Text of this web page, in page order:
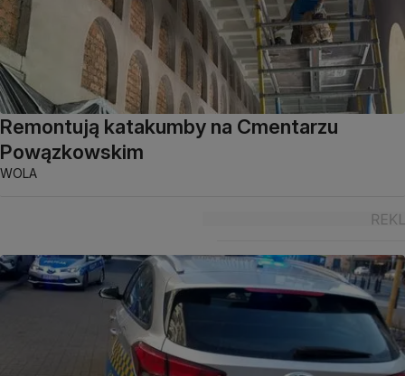
Remontują katakumby na Cmentarzu
Powązkowskim
WOLA